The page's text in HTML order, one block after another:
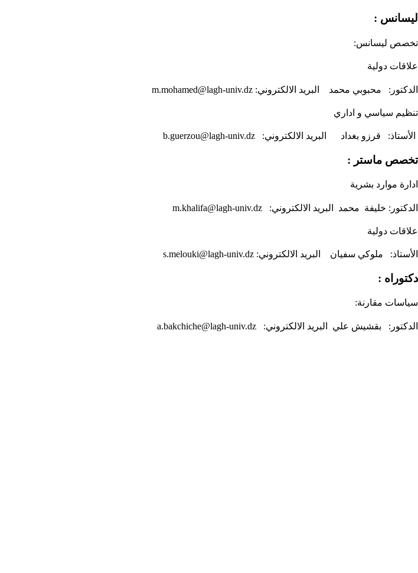
ليسانس :
تخصص ليسانس:
علاقات دولية
الدكتور: محبوبي محمد البريد الالكتروني: m.mohamed@lagh-univ.dz
تنظيم سياسي و اداري
الأستاذ: قرزو بغداد البريد الالكتروني: b.guerzou@lagh-univ.dz
تخصص ماستر :
اد ارة موارد بشرية
الدكتور: خليفة محمد البريد الالكتروني: m.khalifa@lagh-univ.dz
علاقات دولية
الأستاذ: ملوكي سفيان البريد الالكتروني: s.melouki@lagh-univ.dz
دكتوراه :
سياسات مقارنة:
الدكتور: بقشيش علي البريد الالكتروني: a.bakchiche@lagh-univ.dz